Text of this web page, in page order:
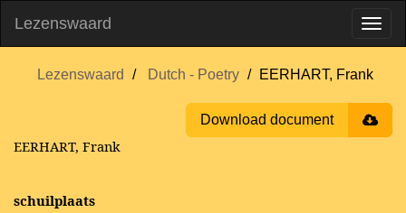
Lezenswaard
Lezenswaard Dutch - Poetry EERHART, Frank
Download document
EERHART, Frank
schuilplaats